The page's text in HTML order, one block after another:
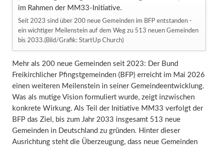
Seit 2023 sind über 200 neue Gemeinden im BFP entstanden -
ein wichtiger Meilenstein auf dem Weg zu 513 neuen Gemeinden
bis 2033.(Bild/Grafik: StartUp Church)
Mehr als 200 neue Gemeinden seit 2023: Der Bund
Freikirchlicher Pfingstgemeinden (BFP) erreicht im Mai 2026
einen weiteren Meilenstein in seiner Gemeindeentwicklung.
Was als mutige Vision formuliert wurde, zeigt inzwischen
konkrete Wirkung. Als Teil der Initiative MM33 verfolgt der
BFP das Ziel, bis zum Jahr 2033 insgesamt 513 neue
Gemeinden in Deutschland zu gründen. Hinter dieser
Ausrichtung steht die Überzeugung, dass neue Gemeinden